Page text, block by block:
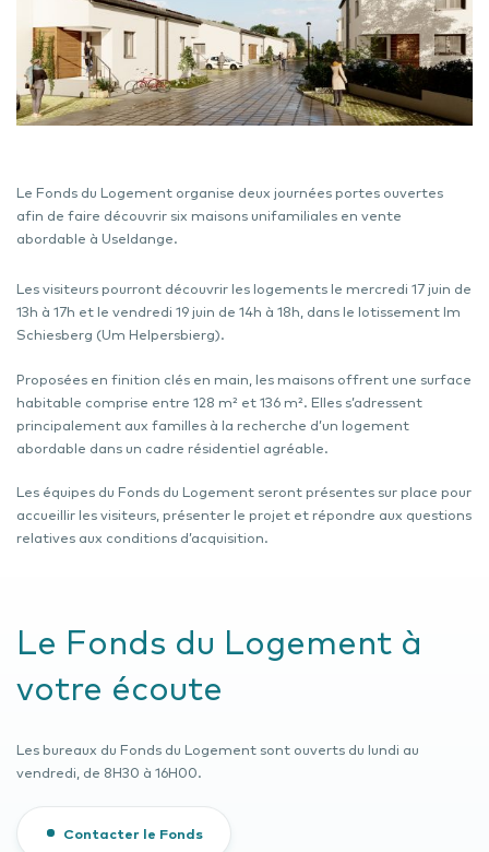
Le Fonds du Logement organise deux journées portes ouvertes
afin de faire découvrir six maisons unifamiliales en vente
abordable à Useldange.
Les visiteurs pourront découvrir les logements le mercredi 17 juin de
13h à 17h et le vendredi 19 juin de 14h à 18h, dans le lotissement Im
Schiesberg (Um Helpersbierg).
Proposées en finition clés en main, les maisons offrent une surface
habitable comprise entre 128 m² et 136 m². Elles s’adressent
principalement aux familles à la recherche d’un logement
abordable dans un cadre résidentiel agréable.
Les équipes du Fonds du Logement seront présentes sur place pour
accueillir les visiteurs, présenter le projet et répondre aux questions
relatives aux conditions d’acquisition.
Le Fonds du Logement à
votre écoute
Les bureaux du Fonds du Logement sont ouverts du lundi au
vendredi, de 8H30 à 16H00.
Contacter le Fonds